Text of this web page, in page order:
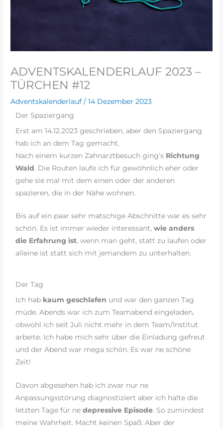
ADVENTSKALENDERLAUF 2023 –
TÜRCHEN #12
Adventskalenderlauf /14 Dezember 2023
Der Spaziergang
Erst am 14.12.2023 geschrieben, aber den Spaziergang
hab ich an dem Tag gemacht.
Nach einem kurzen Zahnarztbesuch ging’s Richtung
Wald. Die Routen laufe ich für gewöhnlich eher oder
gehe sie mal mit dem einen oder der anderen
spazieren, die in der Nähe wohnen.
Bis auf ein paar sehr matschige Abschnitte war es sehr
schön. Es ist immer wieder interessant,wie anders
die Erfahrung ist, wenn man geht, statt zu laufen oder
alleine ist statt sich mit jemandem zu unterhalten.
Der Tag
Ich hab kaum geschlafen und war den ganzen Tag
müde. Abends war ich zum Teamabend eingeladen,
obwohl ich seit Juli nicht mehr in dem Team/Institut
arbeite. Ich habe mich sehr über die Einladung gefreut
und der Abend war mega schön. Es war ne schöne
Zeit!
Davon abgesehen hab ich zwar nur ne
Anpassungsstörung diagnostiziert aber ich halte die
letzten Tage für nedepressive Episode. So zumindest
meine Wahrheit. Macht keinen Spaß. Aber der